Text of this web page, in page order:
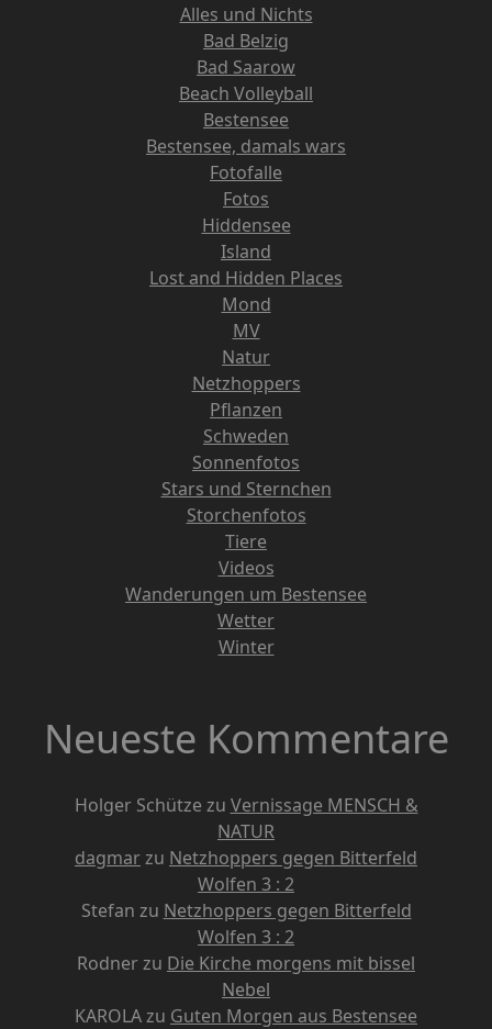
Alles und Nichts
Bad Belzig
Bad Saarow
Beach Volleyball
Bestensee
Bestensee, damals wars
Fotofalle
Fotos
Hiddensee
Island
Lost and Hidden Places
Mond
MV
Natur
Netzhoppers
Pflanzen
Schweden
Sonnenfotos
Stars und Sternchen
Storchenfotos
Tiere
Videos
Wanderungen um Bestensee
Wetter
Winter
Neueste Kommentare
Holger Schütze zu Vernissage MENSCH &
NATUR
dagmarzu Netzhoppers gegen Bitterfeld
Wolfen 3 : 2
Stefan zu Netzhoppers gegen Bitterfeld
Wolfen 3 : 2
Rodnerzu Die Kirche morgens mit bissel
Nebel
KAROLAzu Guten Morgen aus Bestensee